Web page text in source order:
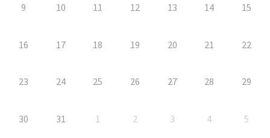
9 10 11 12 13 14 15
16 17 18 19 20 21 22
23 24 25 26 27 28 29
30 31 1 2 3 4 5